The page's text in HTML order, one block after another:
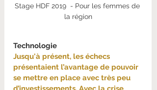
Stage HDF 2019  - Pour les femmes de
la région
Technologie
Jusqu'à présent, les échecs
présentaient l’avantage de pouvoir
se mettre en place avec très peu